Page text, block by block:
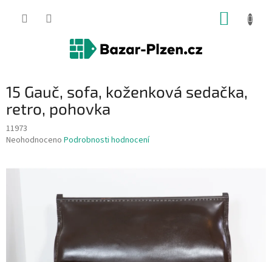
15 Gauč, sofa, koženková sedačka,
retro, pohovka
11973
Průměrné
Neohodnoceno Podrobnosti hodnocení